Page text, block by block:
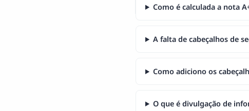
Como é calculada a nota
A falta de cabeçalhos de
Como adiciono os
O que é divulgação de